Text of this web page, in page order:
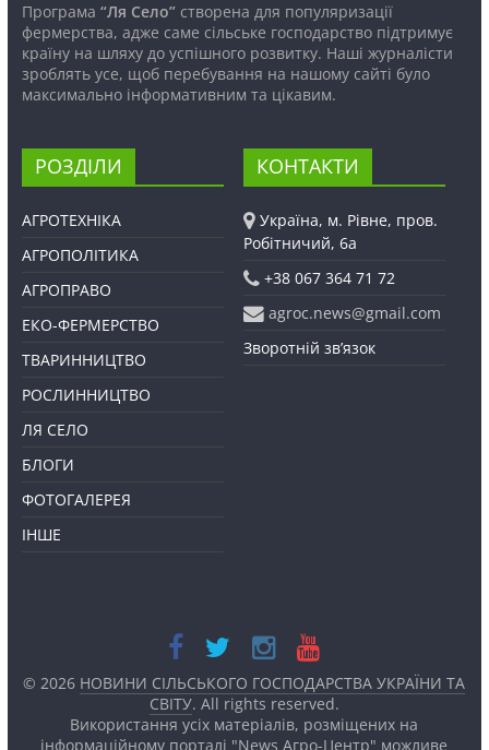
Програма “Ля Село”створена для популяризації
фермерства, адже саме сільське господарство підтримує
країну на шляху до успішного розвитку. Наші журналісти
зроблять усе, щоб перебування на нашому сайті було
максимально інформативним та цікавим.
РОЗДІЛИ
АГРОТЕХНІКА
АГРОПОЛІТИКА
АГРОПРАВО
ЕКО-ФЕРМЕРСТВО
ТВАРИННИЦТВО
РОСЛИННИЦТВО
ЛЯ СЕЛО
БЛОГИ
ФОТОГАЛЕРЕЯ
ІНШЕ
КОНТАКТИ
Україна, м. Рівне, пров.
Робітничий, 6а
+38 067 364 71 72
agroc.news@gmail.com
Зворотній зв’язок
© 2026 НОВИНИ СІЛЬСЬКОГО ГОСПОДАРСТВА УКРАЇНИ ТА
СВІТУ. All rights reserved.
Використання усіх матеріалів, розміщених на
інформаційному порталі "News Агро-Центр" можливе